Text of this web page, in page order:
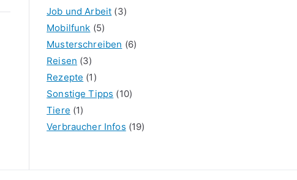
Job und Arbeit (3)
Mobilfunk (5)
Musterschreiben (6)
Reisen (3)
Rezepte (1)
Sonstige Tipps (10)
Tiere (1)
Verbraucher Infos (19)